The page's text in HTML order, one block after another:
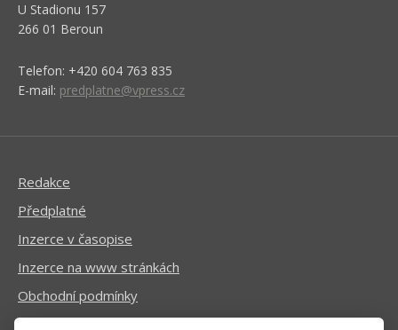
U Stadionu 157
266 01 Beroun
Telefon: +420 604 763 835
E-mail: predplatne@vpress.cz
Redakce
Předplatné
Inzerce v časopise
Inzerce na www stránkách
Obchodní podmínky
Ochrana osobních údajů